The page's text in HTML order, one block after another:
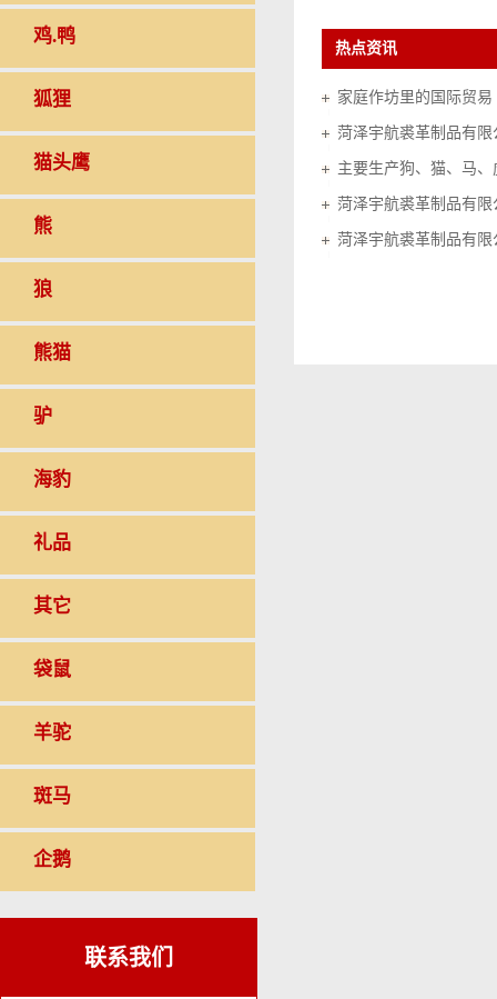
鸡.鸭
狐狸
猫头鹰
熊
狼
熊猫
驴
海豹
礼品
其它
袋鼠
羊驼
斑马
企鹅
联系我们
热点资讯
家庭作坊里的国际贸易
菏泽宇航裘革制品有
菏泽宇航裘革制品有限
菏泽宇航裘革制品有限